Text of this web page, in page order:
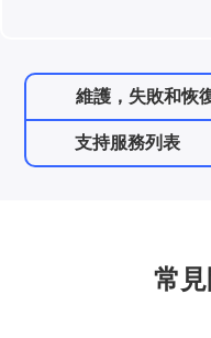
維護，失敗和恢
支持服務列表
常